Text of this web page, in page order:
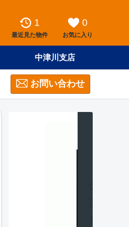
1
最近見た物件
0
お気に入り
中津川支店
お問い合わせ